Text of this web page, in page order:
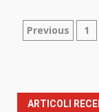
articoli
Previous 1
ARTICOLI